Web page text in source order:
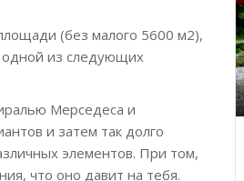
(без малого 5600 м2),
одной из следующих
Мерседеса и
и затем так долго
элементов. При том,
что оно давит на тебя.